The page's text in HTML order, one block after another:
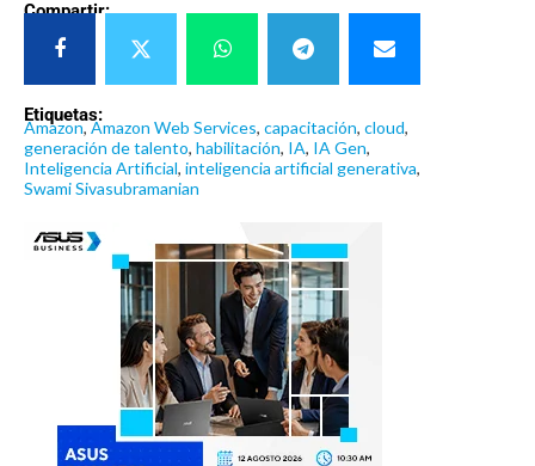
Compartir:
Etiquetas:
Amazon,Amazon Web Services, capacitación, cloud,
generación de talento, habilitación, IA, IA Gen,
Inteligencia Artificial, inteligencia artificial generativa,
Swami Sivasubramanian